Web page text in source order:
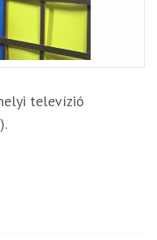
televízió